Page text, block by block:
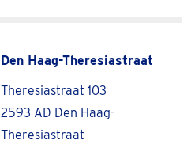
Den Haag-Theresiastraat
Theresiastraat 103
2593 AD Den Haag-
Theresiastraat